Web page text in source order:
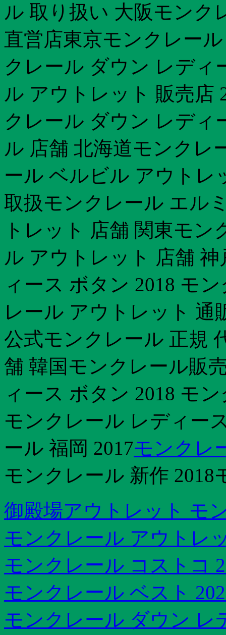
ル 取り扱い 大阪モンク
直営店東京モンクレー
クレール ダウン レディ
ル アウトレット 販売店
クレール ダウン レディ
ル 店舗 北海道モンクレ
ール ベルビル アウトレ
取扱モンクレール エル
トレット 店舗 関東モン
ル アウトレット 店舗
ィース ボタン 2018 モ
レール アウトレット
公式モンクレール 正規
舗 韓国モンクレール販
ィース ボタン 2018 モ
モンクレール レディー
ール 福岡 2017モンクレ
モンクレール 新作
御殿場アウトレット モ
モンクレール アウトレ
モンクレール コストコ
モンクレール ベスト
モンクレール ダウン レ